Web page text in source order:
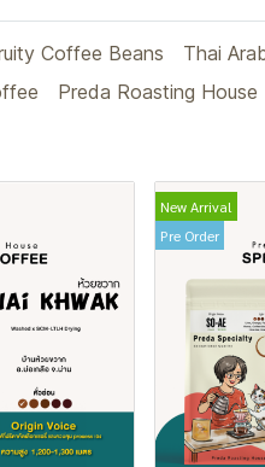
Coffee Beans Thai
Preda Roasting House
New Arrival
Pre Order